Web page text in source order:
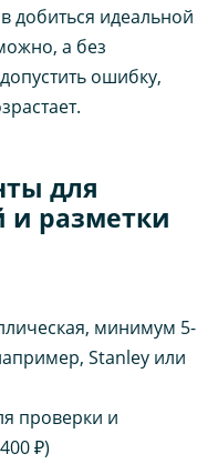
добиться идеальной
а без
ошибку,
для
и разметки
минимум 5-
Stanley или
проверки и
₽)